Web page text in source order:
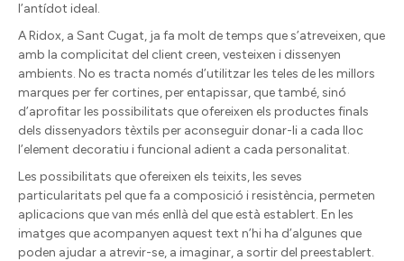
l’antídot ideal.
A Ridox, a Sant Cugat, ja fa molt de temps que s’atreveixen, que
amb la complicitat del client creen, vesteixen i dissenyen
ambients. No es tracta només d’utilitzar les teles de les millors
marques per fer cortines, per entapissar, que també, sinó
d’aprofitar les possibilitats que ofereixen els productes finals
dels dissenyadors tèxtils per aconseguir donar-li a cada lloc
l’element decoratiu i funcional adient a cada personalitat.
Les possibilitats que ofereixen els teixits, les seves
particularitats pel que fa a composició i resistència, permeten
aplicacions que van més enllà del que està establert. En les
imatges que acompanyen aquest text n’hi ha d’algunes que
poden ajudar a atrevir-se, a imaginar, a sortir del preestablert.